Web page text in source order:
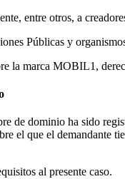
entre otros, a
Públicas y
la marca MOBIL1,
de dominio ha sido
el que el demandante
al presente caso.